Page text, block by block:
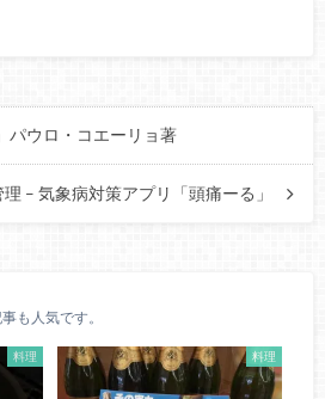
パウロ・コエーリョ著
– 気象病対策アプリ「頭痛ーる」
も人気です。
料理 料理